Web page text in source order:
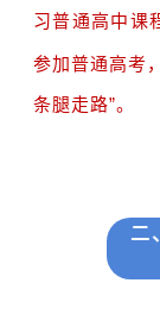
习普通高中课
参加普通高考
条腿走路”。
二